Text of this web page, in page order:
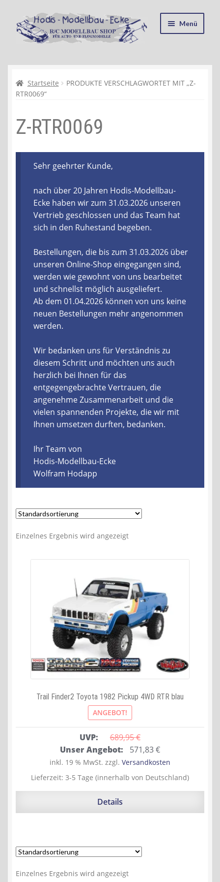
Zur
Navigation
springen
Zum
Inhalt
springen
Menü
Kasse
Recycling, Entsorgung und Umwelt
Shop
Warenkorb
Ablauf einer Bestellung
Zahlungsarten
Lieferzeit & Verfügbarkeit
Gutschein
Batterien- und Akku Verordnung
Elektro- und Elektronikgeräte Verordnung
Öle- und Schmierstoff Verordnung
Vereine & Foren
Kontakt
Startseite
PRODUKTE VERSCHLAGWORTET MIT „Z-
RTR0069“
Z-RTR0069
Sehr geehrter Kunde,
nach über 20 Jahren Hodis-Modellbau-
Ecke haben wir zum 31.03.2026 unseren
Vertrieb geschlossen und das Team hat
sich in den Ruhestand begeben.
Bestellungen, die bis zum 31.03.2026 über
unseren Online-Shop eingegangen sind,
werden wie gewohnt von uns bearbeitet
und schnellst möglich ausgeliefert.
Ab dem 01.04.2026 können von uns keine
neuen Bestellungen mehr angenommen
werden.
Wir bedanken uns für Verständnis zu
diesem Schritt und möchten uns auch
herzlich bei Ihnen für das
entgegengebrachte Vertrauen, die
angenehme Zusammenarbeit und die
vielen spannenden Projekte, die wir mit
Ihnen umsetzen durften, bedanken.
Ihr Team von
Hodis-Modellbau-Ecke
Wolfram Hodapp
Einzelnes Ergebnis wird angezeigt
Trail Finder2 Toyota 1982 Pickup 4WD RTR blau
ANGEBOT!
UVP: 689,95 €
Ursprünglicher
Preis
war:
Unser Angebot: 571,83€Aktueller
Preis
ist:
inkl. 19 % MwSt. zzgl. Versandkosten
Lieferzeit: 3-5 Tage (innerhalb von Deutschland)
Details
Einzelnes Ergebnis wird angezeigt